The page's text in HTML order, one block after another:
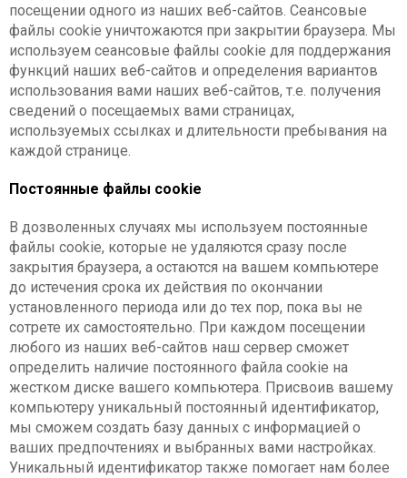
посещении одного из наших веб-сайтов. Сеансовые
файлы cookie уничтожаются при закрытии браузера. Мы
используем сеансовые файлы cookie для поддержания
функций наших веб-сайтов и определения вариантов
использования вами наших веб-сайтов, т.е. получения
сведений о посещаемых вами страницах,
используемых ссылках и длительности пребывания на
каждой странице.
Постоянные файлы cookie
В дозволенных случаях мы используем постоянные
файлы cookie, которые не удаляются сразу после
закрытия браузера, а остаются на вашем компьютере
до истечения срока их действия по окончании
установленного периода или до тех пор, пока вы не
сотрете их самостоятельно. При каждом посещении
любого из наших веб-сайтов наш сервер сможет
определить наличие постоянного файла cookie на
жестком диске вашего компьютера. Присвоив вашему
компьютеру уникальный постоянный идентификатор,
мы сможем создать базу данных с информацией о
ваших предпочтениях и выбранных вами настройках.
Уникальный идентификатор также помогает нам более